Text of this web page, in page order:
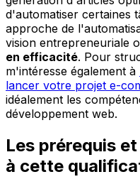
d'automatiser certaines
approche de
vision entrepreneuriale
en efficacité. Pour
m'intéresse également à
lancer votre projet e-
idéalement les
développement web.
Les prérequis
à cette